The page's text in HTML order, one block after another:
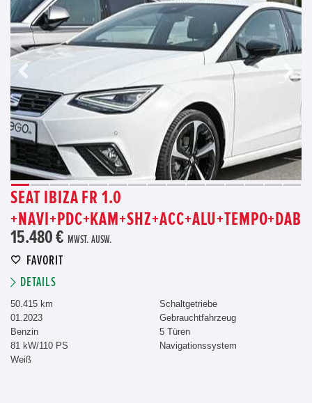
SEAT IBIZA FR 1.0
+NAVI+PDC+KAM+SHZ+ACC+ALU+TEMPO+DAB
15.480 € MWST. AUSW.
FAVORIT
DETAILS
50.415 km
01.2023
Benzin
81 kW/110 PS
Weiß
Schaltgetriebe
Gebrauchtfahrzeug
5 Türen
Navigationssystem